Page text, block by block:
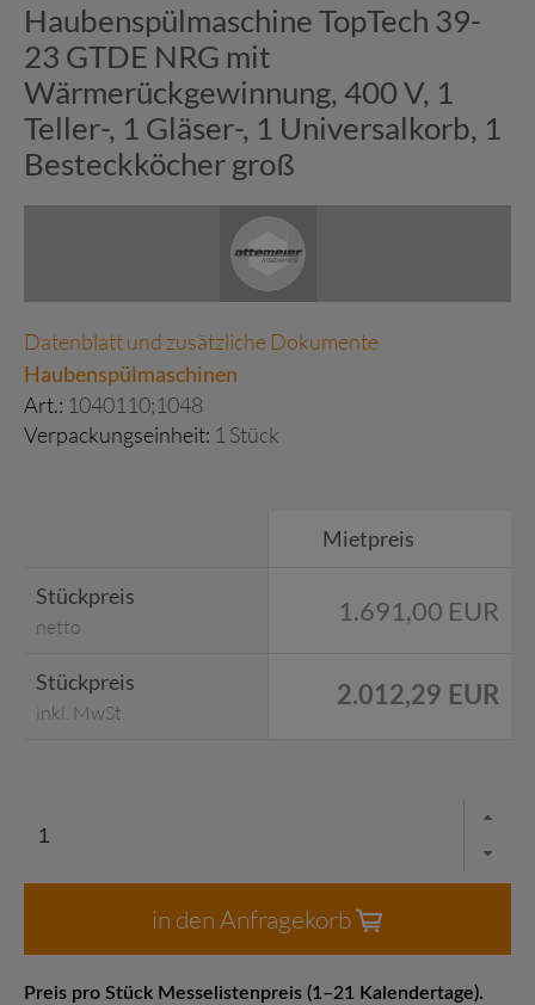
Haubenspülmaschine TopTech 39-
23 GTDE NRG mit
Wärmerückgewinnung, 400 V, 1
Teller-, 1 Gläser-, 1 Universalkorb, 1
Besteckköcher groß
Datenblatt und zusätzliche Dokumente
Haubenspülmaschinen
Art.: 1040110;1048
Verpackungseinheit: 1 Stück
Mietpreis
Stückpreis
netto 1.691,00 EUR
Stückpreis
inkl. MwSt.
2.012,29 EUR
in den Anfragekorb
Preis pro Stück Messelistenpreis (1–21 Kalendertage).